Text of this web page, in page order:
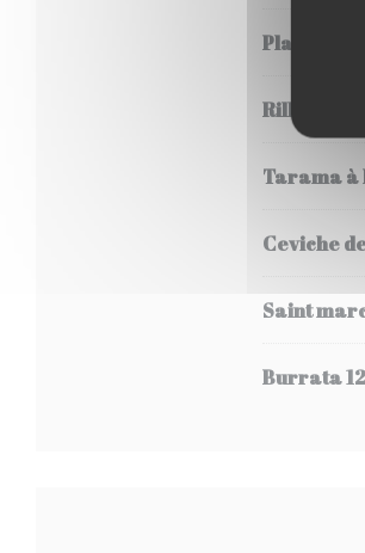
Planche
Rillettes
Tarama
Ceviche
Saint
Burrata